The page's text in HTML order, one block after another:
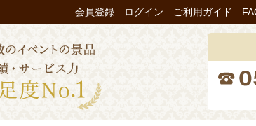
会員登録 ログイン ご利用ガイド